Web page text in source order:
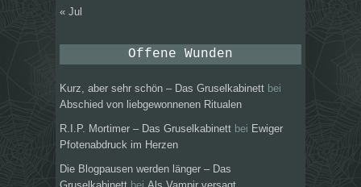
« Jul
Offene Wunden
Kurz, aber sehr schön – Das Gruselkabinett bei
Abschied von liebgewonnenen Ritualen
R.I.P. Mortimer – Das Gruselkabinett bei Ewiger
Pfotenabdruck im Herzen
Die Blogpausen werden länger – Das